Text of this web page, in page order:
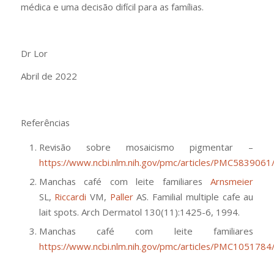
médica e uma decisão difícil para as famílias.
Dr Lor
Abril de 2022
Referências
Revisão sobre mosaicismo pigmentar –
https://www.ncbi.nlm.nih.gov/pmc/articles/
Manchas café com leite familiaresArnsmeier
SL, Riccardi VM, PallerAS. Familial multiple cafe au
lait spots. Arch Dermatol 130(11):1425-6, 1994.
Manchas café com leite familiares
https://www.ncbi.nlm.nih.gov/pmc/articles/PMC1051784/